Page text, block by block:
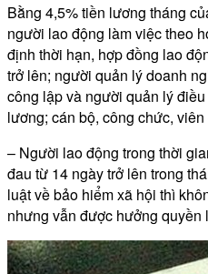
Bằng 4,5% tiền lương tháng
người lao động làm việc theo
định thời hạn, hợp đồng lao
trở lên; người quản lý doanh
công lập và người quản lý
lương; cán bộ, công chức,
– Người lao động trong thời
đau từ 14 ngày trở lên trong
luật về bảo hiểm xã hội thì
nhưng vẫn được hưởng quyền